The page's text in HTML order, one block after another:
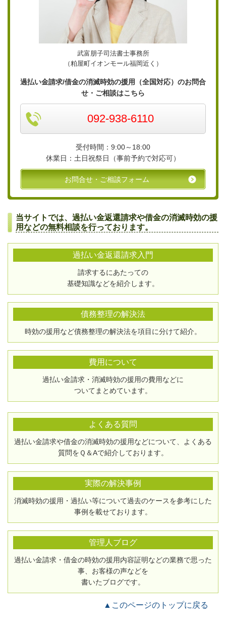
武富朋子司法書士事務所
（粕屋町イオンモール福岡近く）
過払い金請求/借金の消滅時効の援用（全国対応）のお問合
せ・ご相談はこちら
092-938-6110
受付時間：9:00～18:00
休業日：土日祝祭日（事前予約で対応可）
お問合せ・ご相談フォーム
当サイトでは、過払い金返還請求や借金の消滅時効の援
用などの無料相談を行っております。
過払い金返還請求入門
請求するにあたっての
基礎知識などを紹介します。
債務整理の解決法
時効の援用など債務整理の解決法を項目に分けて紹介。
費用について
過払い金請求・消滅時効の援用の費用などに
ついてまとめています。
よくある質問
過払い金請求や借金の消滅時効の援用などについて、よくある
質問をＱ＆Aで紹介しております。
実際の解決事例
消滅時効の援用・過払い等について過去のケースを参考にした
事例を載せております。
管理人ブログ
過払い金請求・借金の時効の援用内容証明などの業務で思った
事、お客様の声などを
書いたブログです。
▲このページのトップに戻る